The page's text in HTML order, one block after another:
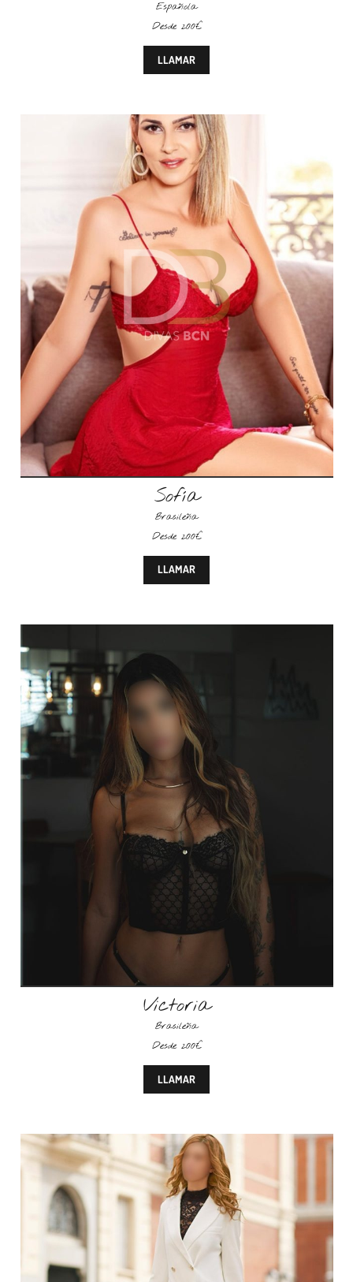
Española
Desde 200€
LLAMAR
Sofía
Brasileña
Desde 200€
LLAMAR
Victoria
Brasileña
Desde 200€
LLAMAR